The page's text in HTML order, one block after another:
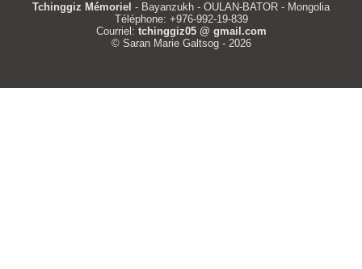
Tchinggiz Mémoriel - Bayanzukh - OULAN-BATOR - Mongolia
Téléphone: +976-992-19-839
Courriel: tchinggiz05 @ gmail.com
© Saran Marie Galtsog - 2026